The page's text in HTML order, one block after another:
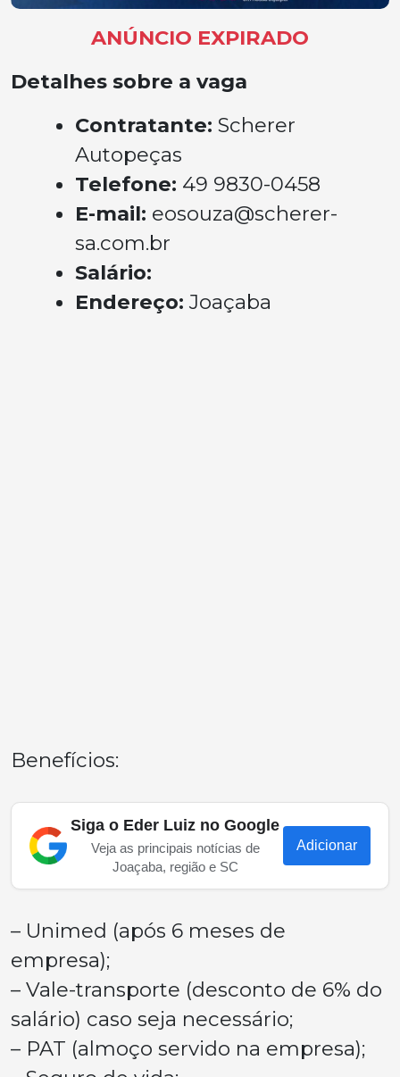
ANÚNCIO EXPIRADO
Detalhes sobre a vaga
Contratante: Scherer
Autopeças
Telefone: 49 9830-0458
E-mail: eosouza@scherer-
sa.com.br
Salário:
Endereço: Joaçaba
Benefícios:
Siga o Eder Luiz no Google
Veja as principais notícias de
Joaçaba, região e SC
Adicionar
– Unimed (após 6 meses de
empresa);
– Vale-transporte (desconto de 6% do
salário) caso seja necessário;
– PAT (almoço servido na empresa);